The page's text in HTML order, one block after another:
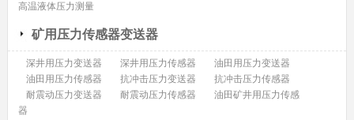
高温液体压力测量
矿用压力传感器变送器
深井用压力变送器 深井用压力传感器
油田用压力变送器
油田用压力传感器
抗冲击压力变送器
抗冲击压力传感器
耐震动压力变送器
耐震动压力传感器
油田矿井用压力传感
器